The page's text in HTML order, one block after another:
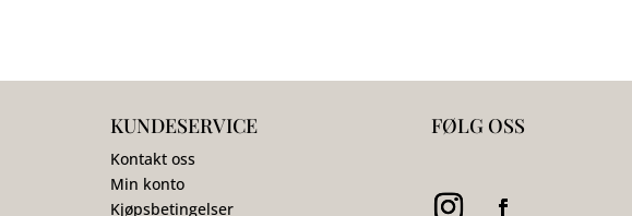
KUNDESERVICE
Kontakt oss
Min konto
Kjøpsbetingelser
FØLG OSS